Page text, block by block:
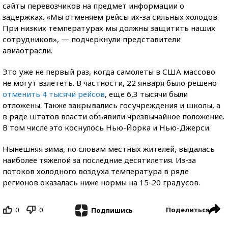
сайты перевозчиков на предмет информации о
задержках. «Мы отменяем рейсы их-за сильных холодов.
При низких температурах мы должны защитить наших
сотрудников», — подчеркнули представители
авиаотрасли.
Это уже не первый раз, когда самолеты в США массово
не могут взлететь. В частности, 22 января было решено
отменить 4 тысячи рейсов, еще 6,3 тысячи были
отложены. Также закрывались госучреждения и школы, а
в ряде штатов власти объявили чрезвычайное положение.
В том числе это коснулось Нью-Йорка и Нью-Джерси.
Нынешняя зима, по словам местных жителей, выдалась
наиболее тяжелой за последние десятилетия. Из-за
потоков холодного воздуха температура в ряде
регионов оказалась ниже нормы на 15-20 градусов.
0 0 Подпишись Поделиться